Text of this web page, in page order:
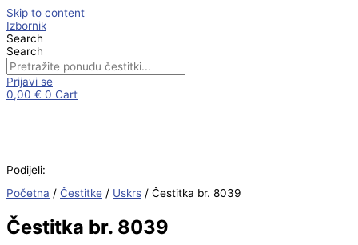
Skip to content
Izbornik
Search
Search
Prijavi se
0,00 € 0 Cart
Podijeli:
Početna / Čestitke / Uskrs / Čestitka br. 8039
Čestitka br. 8039